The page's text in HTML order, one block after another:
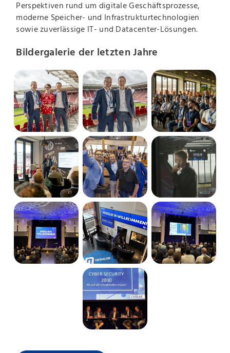
Perspektiven rund um digitale Geschäftsprozesse,
moderne Speicher- und Infrastrukturtechnologien
sowie zuverlässige IT- und Datacenter-Lösungen.
Bildergalerie der letzten Jahre